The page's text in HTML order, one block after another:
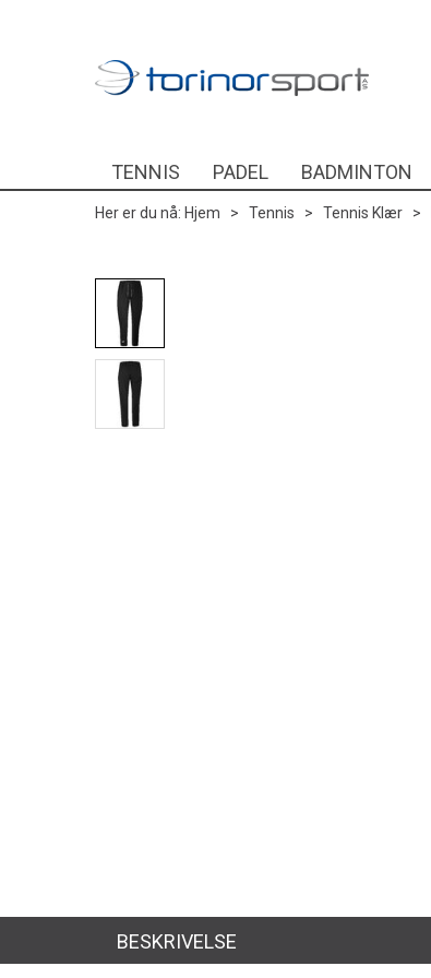
TENNIS PADEL BADMINTON
Her er du nå: Hjem > Tennis > Tennis Klær >
BESKRIVELSE